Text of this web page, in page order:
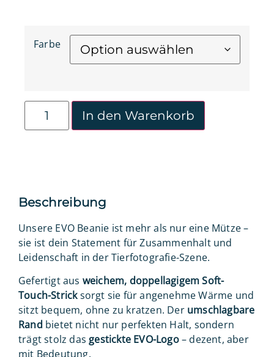
Farbe
In den Warenkorb
Beschreibung
Unsere EVO Beanie ist mehr als nur eine Mütze –
sie ist dein Statement für Zusammenhalt und
Leidenschaft in der Tierfotografie-Szene.
Gefertigt aus weichem, doppellagigem Soft-
Touch-Stricksorgt sie für angenehme Wärme und
sitzt bequem, ohne zu kratzen. Der umschlagbare
Rand bietet nicht nur perfekten Halt, sondern
trägt stolz das gestickte EVO-Logo– dezent, aber
mit Bedeutung.